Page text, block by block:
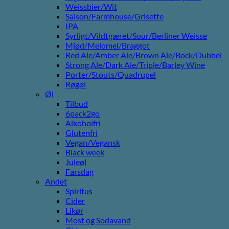
Weissbier/Wit
Saison/Farmhouse/Grisette
IPA
Syrligt/Vildtgæret/Sour/Berliner Weisse
Mjød/Melomel/Braggot
Red Ale/Amber Ale/Brown Ale/Bock/Dubbel
Strong Ale/Dark Ale/Triple/Barley Wine
Porter/Stouts/Quadrupel
Røgøl
Øl
Tilbud
6pack2go
Alkoholfri
Glutenfri
Vegan/Vegansk
Black week
Juleøl
Farsdag
Andet
Spiritus
Cider
Likør
Most og Sodavand